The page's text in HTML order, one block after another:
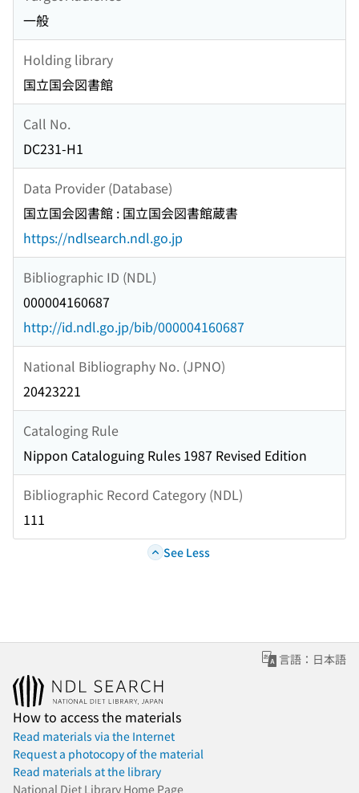
一般
Holding library
国立国会図書館
Call No.
DC231-H1
Data Provider (Database)
国立国会図書館 : 国立国会図書館蔵書
https://ndlsearch.ndl.go.jp
Bibliographic ID (NDL)
000004160687
http://id.ndl.go.jp/bib/000004160687
National Bibliography No. (JPNO)
20423221
Cataloging Rule
Nippon Cataloguing Rules 1987 Revised Edition
Bibliographic Record Category (NDL)
111
See Less
言語：日本語
How to access the materials
Read materials via the Internet
Request a photocopy of the material
Read materials at the library
National Diet Library Home Page